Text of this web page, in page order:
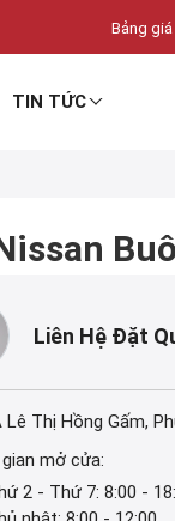
Bảng
TIN TỨC
Liên Hệ Đặt
Lê Thị Hồng Gấm,
mở cửa:
2 - Thứ 7: 8:00 -